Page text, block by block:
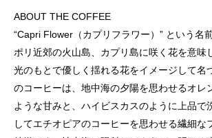
ABOUT THE COFFEE
“Capri Flower（カプリフラワー）” という名
ポリ近郊の火山島、カプリ島に咲く花を意味
光のもとで優しく揺れる花をイメージして名
のコーヒーは、地中海の夕陽を思わせるオレ
ような甘みと、ハイビスカスのように上品で
してエチオピアのコーヒーを思わせる繊細な